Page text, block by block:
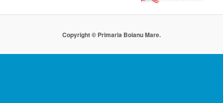
Copyright © Primaria Boianu Mare.